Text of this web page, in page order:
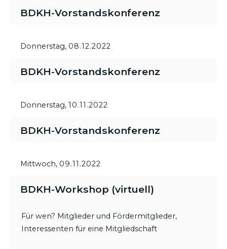
BDKH-Vorstandskonferenz
Donnerstag, 08.12.2022
BDKH-Vorstandskonferenz
Donnerstag, 10.11.2022
BDKH-Vorstandskonferenz
Mittwoch, 09.11.2022
BDKH-Workshop (virtuell)
Für wen? Mitglieder und Fördermitglieder,
Interessenten für eine Mitgliedschaft